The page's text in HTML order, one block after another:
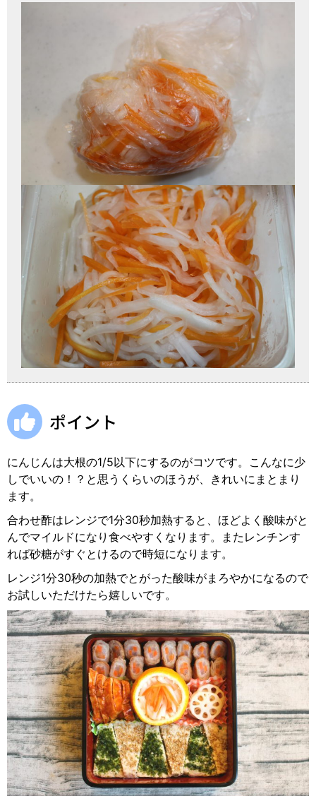
ポイント
にんじんは大根の1/5以下にするのがコツです。こんなに少
しでいいの！？と思うくらいのほうが、きれいにまとまり
ます。
合わせ酢はレンジで1分30秒加熱すると、ほどよく酸味がと
んでマイルドになり食べやすくなります。またレンチンす
れば砂糖がすぐとけるので時短になります。
レンジ1分30秒の加熱でとがった酸味がまろやかになるので
お試しいただけたら嬉しいです。